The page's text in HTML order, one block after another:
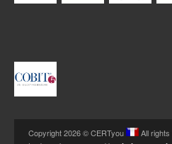
Copyright 2026 © CERTyou
All